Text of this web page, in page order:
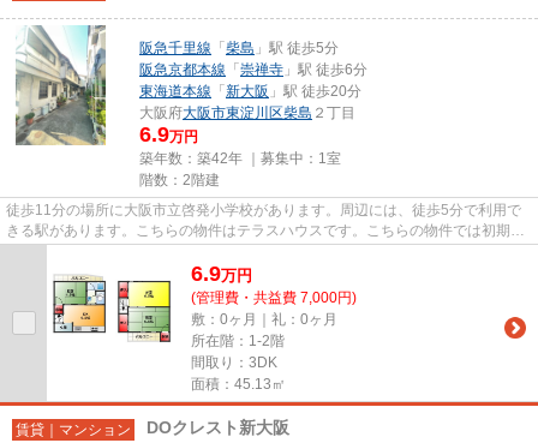
阪急千里線 「 柴島 」駅 徒歩5分
阪急京都本線 「 崇禅寺 」駅 徒歩6分
東海道本線 「 新大阪 」駅 徒歩20分
大阪府大阪市東淀川区柴島 ２丁目
6.9万円
築年数：築42年 ｜募集中： 1室
階数：2階建
徒歩11分の場所に大阪市立啓発小学校があります。周辺には、徒歩5分で利用で
きる駅があります。こちらの物件はテラスハウスです。こちらの物件では初期費
6.9万円
(管理費・共益費 7,000円)
敷：0ヶ月｜礼：0ヶ月
所在階：1-2階
間取り：3DK
面積：45.13㎡
賃貸｜マンション DOクレスト新大阪